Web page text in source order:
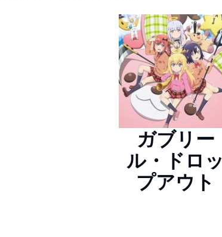
ガブリー
ル・ドロッ
プアウト